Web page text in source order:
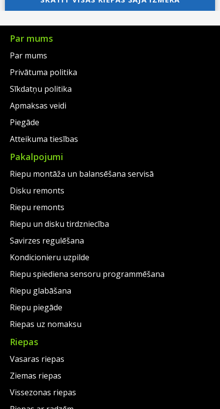
€105.00.
is:
€69.00.
€94.00.
is:
Par mums
Par mums
Privātuma politika
Sīkdatņu politika
Apmaksas veidi
Piegāde
Atteikuma tiesības
Pakalpojumi
Riepu montāža un balansēšana servisā
Disku remonts
Riepu remonts
Riepu un disku tirdzniecība
Savirzes regulēšana
Kondicionieru uzpilde
Riepu spiediena sensoru programmēšana
Riepu glabāšana
Riepu piegāde
Riepas uz nomaksu
Riepas
Vasaras riepas
Ziemas riepas
Vissezonas riepas